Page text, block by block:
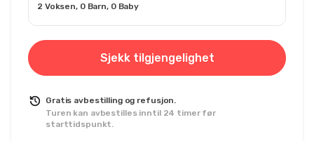
2 Voksen, 0 Barn, 0 Baby
Sjekk tilgjengelighet
Gratis avbestilling og refusjon.
Turen kan avbestilles inntil 24 timer før
starttidspunkt.